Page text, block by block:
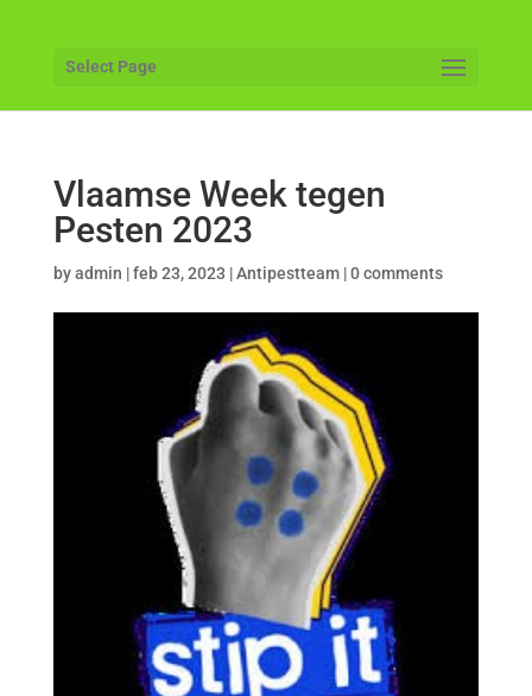
Select Page
Vlaamse Week tegen
Pesten 2023
byadmin |feb 23, 2023 |Antipestteam|0 comments